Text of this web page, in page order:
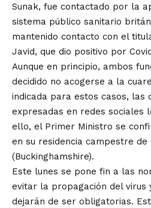
Sunak, fue contactado por la
sistema público sanitario
mantenido contacto con el
Javid, que dio positivo por
Aunque en principio, ambos
decidido no acogerse a la
indicada para estos casos, las
expresadas en redes sociales
ello, el Primer Ministro se
en su residencia campestre de
(Buckinghamshire).
Este lunes se pone fin a las
evitar la propagación del virus
dejarán de ser obligatorias.